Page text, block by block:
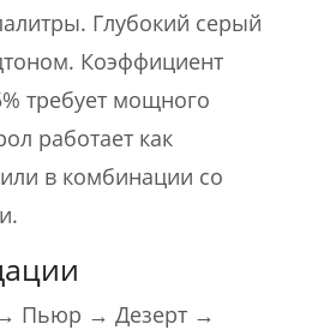
Глубокий серый
Коэффициент
требует мощного
работает как
в комбинации со
Пьюр → Дезерт →